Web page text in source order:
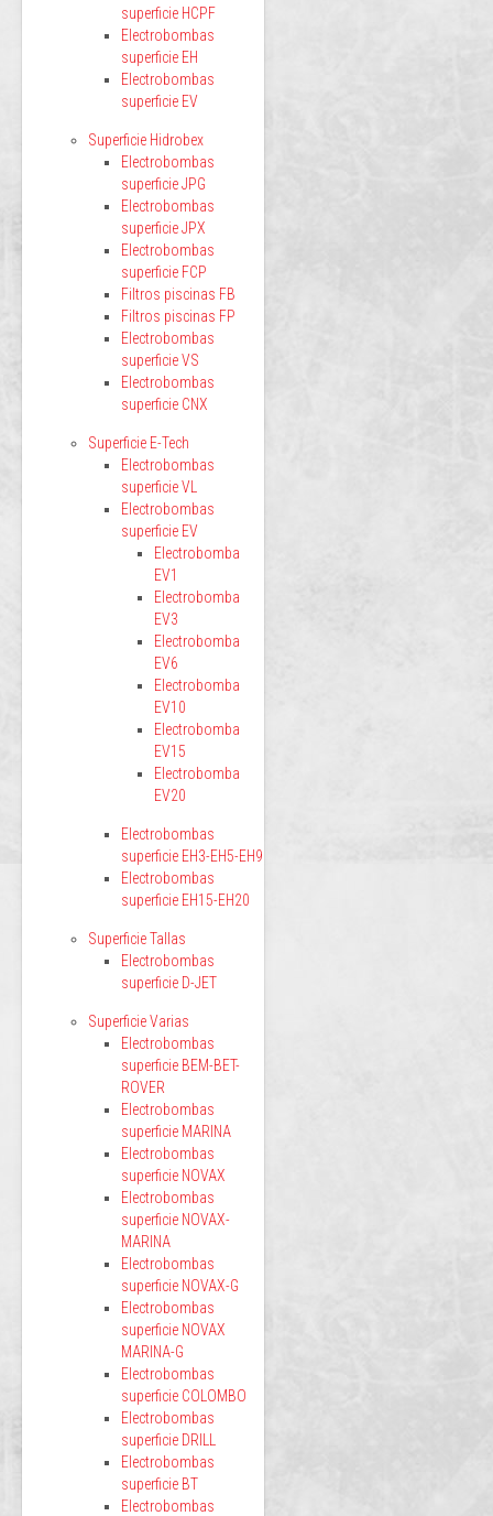
superficie HCPF
Electrobombas
superficie EH
Electrobombas
superficie EV
Superficie Hidrobex
Electrobombas
superficie JPG
Electrobombas
superficie JPX
Electrobombas
superficie FCP
Filtros piscinas FB
Filtros piscinas FP
Electrobombas
superficie VS
Electrobombas
superficie CNX
Superficie E-Tech
Electrobombas
superficie VL
Electrobombas
superficie EV
Electrobomba
EV1
Electrobomba
EV3
Electrobomba
EV6
Electrobomba
EV10
Electrobomba
EV15
Electrobomba
EV20
Electrobombas
superficie EH3-EH5-EH9
Electrobombas
superficie EH15-EH20
Superficie Tallas
Electrobombas
superficie D-JET
Superficie Varias
Electrobombas
superficie BEM-BET-
ROVER
Electrobombas
superficie MARINA
Electrobombas
superficie NOVAX
Electrobombas
superficie NOVAX-
MARINA
Electrobombas
superficie NOVAX-G
Electrobombas
superficie NOVAX
MARINA-G
Electrobombas
superficie COLOMBO
Electrobombas
superficie DRILL
Electrobombas
superficie BT
Electrobombas